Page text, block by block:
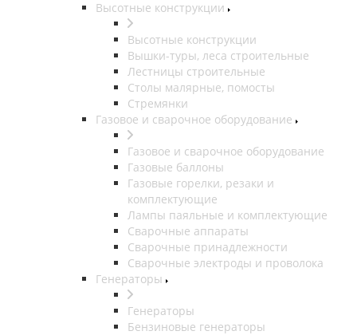
Высотные конструкции
Высотные конструкции
Вышки-туры, леса строительные
Лестницы строительные
Столы малярные, помосты
Стремянки
Газовое и сварочное оборудование
Газовое и сварочное оборудование
Газовые баллоны
Газовые горелки, резаки и
комплектующие
Лампы паяльные и комплектующие
Сварочные аппараты
Сварочные принадлежности
Сварочные электроды и проволока
Генераторы
Генераторы
Бензиновые генераторы